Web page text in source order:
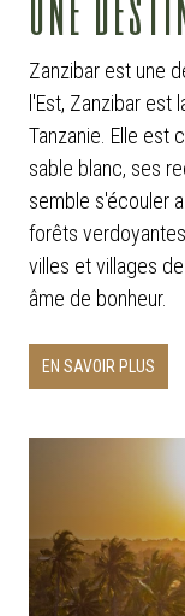
Zanzibar est une
l'Est, Zanzibar est
Tanzanie. Elle est
sable blanc, ses
semble s'écouler
forêts
villes et villages
âme de bonheur.
EN SAVOIR PLUS